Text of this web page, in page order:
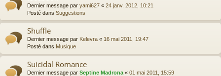
Dernier message par yami627 « 24 janv. 2012, 10:21
Posté dans Suggestions
Shuffle
Dernier message par Kelevra « 16 mai 2011, 19:47
Posté dans Musique
Suicidal Romance
Dernier message par Septine Madrona « 01 mai 2011, 15:59